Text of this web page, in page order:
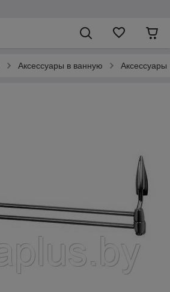
Аксессуары в ванную